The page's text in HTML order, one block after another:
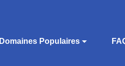
Domaines Populaires